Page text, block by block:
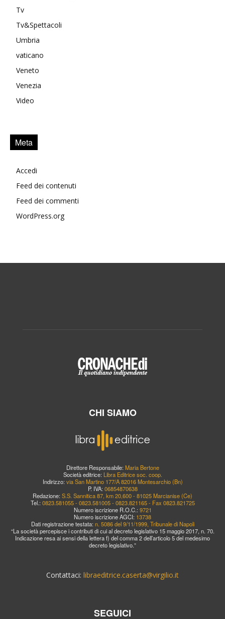
Tv
Tv&Spettacoli
Umbria
vaticano
Veneto
Venezia
Video
Meta
Accedi
Feed dei contenuti
Feed dei commenti
WordPress.org
CHI SIAMO
Direttore Responsabile: Maria Bertone
Società editrice: Libra Editrice soc. coop.
Indirizzo: via San Martino 177/A 82016 Montesarchio (Bn)
P. IVA: 06854870638
Redazione: S.S. Sannitica 87, km 20,600 - 81025 Marcianise (Ce)
Tel.: 0823.581055 - 0823.581005 - 0823.821165 - Fax 0823.821725
Numero iscrizione R.O.C.: 9721
Numero iscrizione AGCI: 13738
Dati registrazione testata: n. 5086 del 9/11/1999, Tribunale di Napoli
“La società percepisce i contributi di cui al decreto legislativo 15 maggio 2017, n. 70.
Indicazione resa ai sensi della lettera f) del comma 2 dell’articolo 5 del medesimo
decreto legislativo.”
Contattaci: libraeditrice.caserta@virgilio.it
SEGUICI